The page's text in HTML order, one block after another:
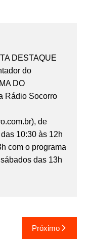
DESTAQUE
do
DO
Rádio Socorro
de
10:30 às 12h
com o programa
das 13h
Próximo